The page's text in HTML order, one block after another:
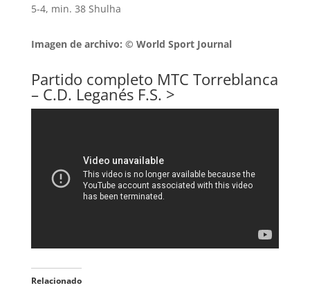
5-4, min. 38 Shulha
Imagen de archivo: © World Sport Journal
Partido completo MTC Torreblanca
– C.D. Leganés F.S. >
Relacionado